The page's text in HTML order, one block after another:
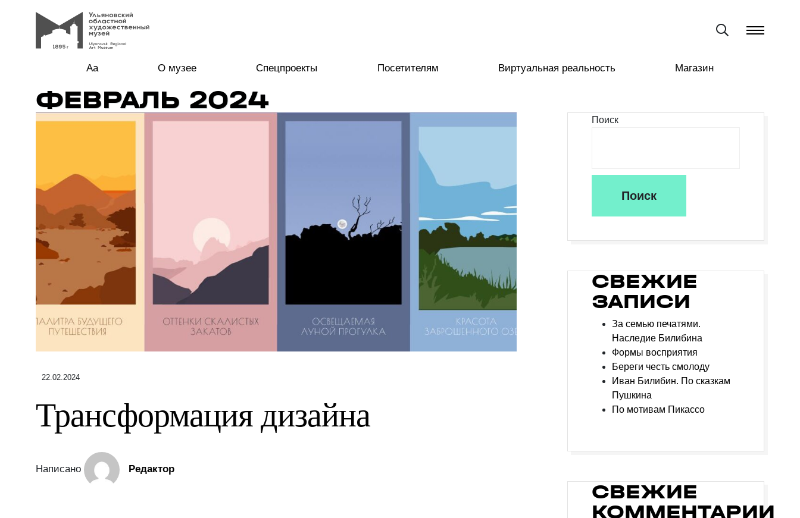
Aa О музее Спецпроекты Посетителям Виртуальная реальность Магазин
ФЕВРАЛЬ 2024
22.02.2024
Трансформация дизайна
Написано Редактор
Поиск
Поиск
СВЕЖИЕ
ЗАПИСИ
За семью печатями.
Наследие Билибина
Формы восприятия
Береги честь смолоду
Иван Билибин. По сказкам
Пушкина
По мотивам Пикассо
СВЕЖИЕ
КОММЕНТАРИИ